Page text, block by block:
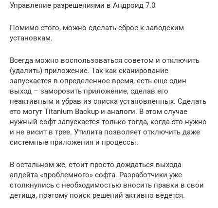
Управление разрешениями в Андроид 7.0
Помимо этого, можно сделать сброс к заводским
установкам.
Всегда можно воспользоваться советом и отключить
(удалить) приложение. Так как сканирование
запускается в определенное время, есть еще один
выход – заморозить приложение, сделав его
неактивным и убрав из списка установленных. Сделать
это могут Titanium Backup и аналоги. В этом случае
нужный софт запускается только тогда, когда это нужно
и не висит в трее. Утилита позволяет отключить даже
системные приложения и процессы.
В остальном же, стоит просто дождаться выхода
апдейта «проблемного» софта. Разработчики уже
столкнулись с необходимостью вносить правки в свои
детища, поэтому поиск решений активно ведется.